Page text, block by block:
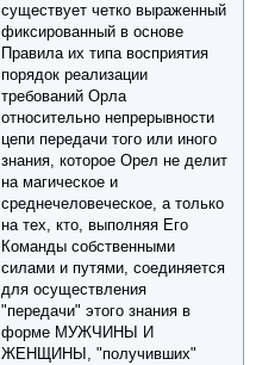
существует четко выраженный
фиксированный в основе
Правила их типа восприятия
порядок реализации
требований Орла
относительно непрерывности
цепи передачи того или иного
знания, которое Орел не делит
на магическое и
среднечеловеческое, а только
на тех, кто, выполняя Его
Команды собственными
силами и путями, соединяется
для осуществления
"передачи" этого знания в
форме МУЖЧИНЫ И
ЖЕНЩИНЫ, "получивших"